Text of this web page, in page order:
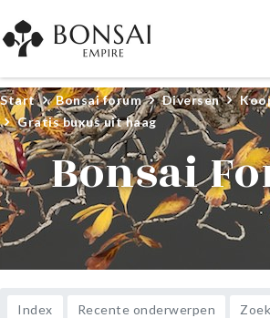
Start Bonsai forum Diversen
Gratis buxus uit haag
Bonsai
Index Recente onderwerpen